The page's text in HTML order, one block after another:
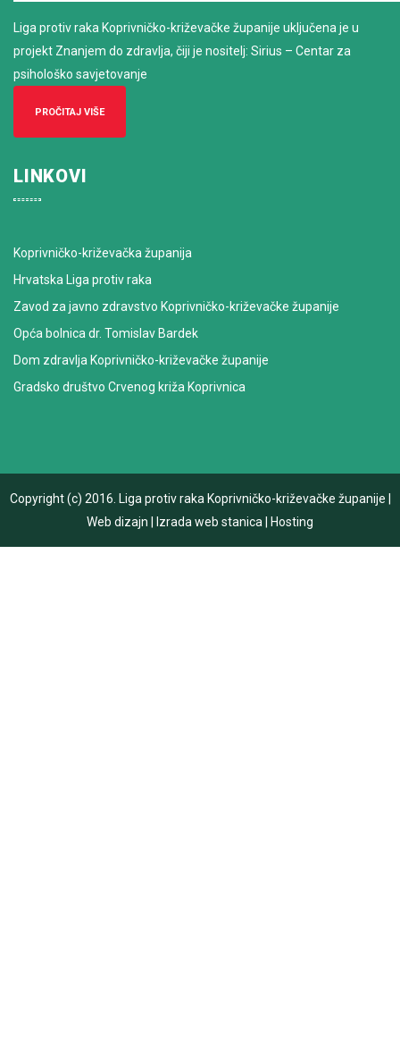
Liga protiv raka Koprivničko-križevačke županije uključena je u
projekt Znanjem do zdravlja, čiji je nositelj: Sirius – Centar za
psihološko savjetovanje
PROČITAJ VIŠE
LINKOVI
Koprivničko-križevačka županija
Hrvatska Liga protiv raka
Zavod za javno zdravstvo Koprivničko-križevačke županije
Opća bolnica dr. Tomislav Bardek
Dom zdravlja Koprivničko-križevačke županije
Gradsko društvo Crvenog križa Koprivnica
Copyright (c) 2016. Liga protiv raka Koprivničko-križevačke županije
Web dizajn
Izrada web stanica Hosting